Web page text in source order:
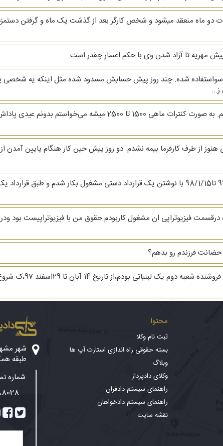
دو ماه منعقد میشود و شخص کارگر بعد از گذشت یک ماه و گرفتن دستمزد
مهریه تا آزاد شدن وی با حکم اعسار چقدر است
شده. چند روز پیش حسابش مسدود شده مثل اینکه یه شخصی
سلام، من حدود 1 ساله تو شرکت مبلمان کار می‌کنم. به صورت
از طرف کارفرما بیمه نشدم. دو روز پیش حین کار هنگام پایین آمدن
سلام من کارگر یک فست فود هستم که از 97/9/15 تا98/1/15 با نوشتن یک قرارداد دستی
فیزیوتراپی ان مشغول کاربودم حقوق من با فیزیوتراپیست بود
فرزندم رو بدهم؟
با سلام و خسته
محتوا
ثبت نام وکلا
بسته حقوقی راه اندازی استارت آپ ها
وبلاگ
وکلای دادپرداز
راهنمای سیستم دادفران
راهنمای سیستم دادخواهان
نقشه سایت
طبقه
شماره